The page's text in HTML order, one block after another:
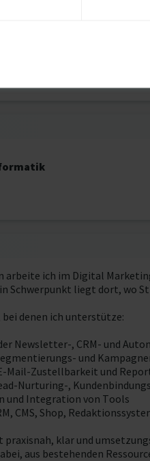
arbeite ich im Digital
Schwerpunkt liegt dort, wo
denen ich unterstütze:
Newsletter-, CRM- und
und
Mail-Zustellbarkeit und
Nurturing-,
und Integration von Tools
CMS, Shop,
praxisnah, klar und
aus bestehenden